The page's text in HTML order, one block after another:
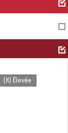
(X) Élevée